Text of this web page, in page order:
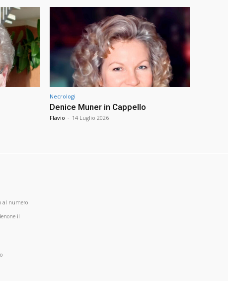
Necrologi
Denice Muner in Cappello
Flavio - 14 Luglio 2026
al numero
il